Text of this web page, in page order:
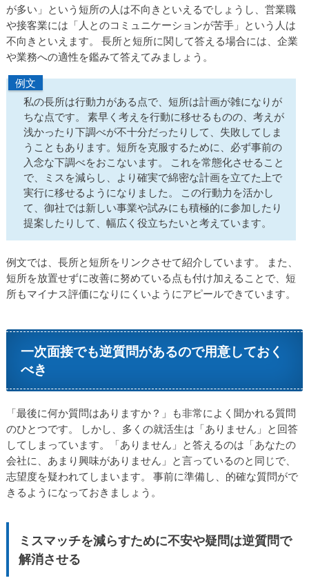
が多い」という短所の人は不向きといえるでしょうし、営業職
や接客業には「人とのコミュニケーションが苦手」という人は
不向きといえます。 長所と短所に関して答える場合には、企業
や業務への適性を鑑みて答えてみましょう。
例文
私の長所は行動力がある点で、短所は計画が雑になりが
ちな点です。 素早く考えを行動に移せるものの、考えが
浅かったり下調べが不十分だったりして、失敗してしま
うこともあります。短所を克服するために、必ず事前の
入念な下調べをおこないます。 これを常態化させること
で、ミスを減らし、より確実で綿密な計画を立てた上で
実行に移せるようになりました。 この行動力を活かし
て、御社では新しい事業や試みにも積極的に参加したり
提案したりして、幅広く役立ちたいと考えています。
例文では、長所と短所をリンクさせて紹介しています。 また、
短所を放置せずに改善に努めている点も付け加えることで、短
所もマイナス評価になりにくいようにアピールできています。
一次面接でも逆質問があるので用意しておく
べき
「最後に何か質問はありますか？」も非常によく聞かれる質問
のひとつです。 しかし、多くの就活生は「ありません」と回答
してしまっています。「ありません」と答えるのは「あなたの
会社に、あまり興味がありません」と言っているのと同じで、
志望度を疑われてしまいます。 事前に準備し、的確な質問がで
きるようになっておきましょう。
ミスマッチを減らすために不安や疑問は逆質問で
解消させる